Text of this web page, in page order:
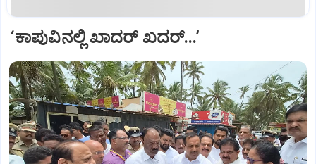
‘ಕಾಪುವಿನಲ್ಲಿ‌ ಖಾದರ್ ಖದರ್...’